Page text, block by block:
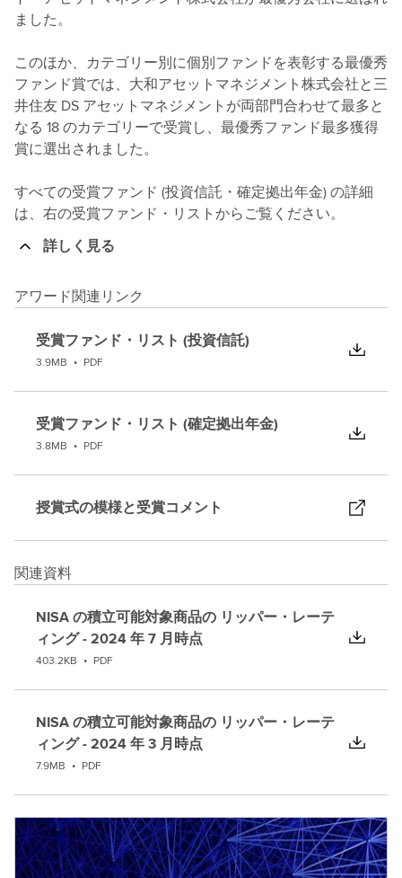
ました。
このほか、カテゴリー別に個別ファンドを表彰する最優秀
ファンド賞では、大和アセットマネジメント株式会社と三
井住友 DS アセットマネジメントが両部門合わせて最多と
なる 18 のカテゴリーで受賞し、最優秀ファンド最多獲得
賞に選出されました。
すべての受賞ファンド (投資信託・確定拠出年金) の詳細
は、右の受賞ファンド・リストからご覧ください。
詳しく見る
アワード関連リンク
受賞ファンド・リスト (投資信託)
3.9MB • PDF
受賞ファンド・リスト (確定拠出年金)
3.8MB • PDF
授賞式の模様と受賞コメント
関連資料
NISA の積立可能対象商品の リッパー・レーテ
ィング - 2024 年 7 月時点
403.2KB • PDF
NISA の積立可能対象商品の リッパー・レーテ
ィング - 2024 年 3 月時点
7.9MB • PDF